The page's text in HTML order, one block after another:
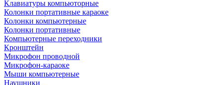
Клавиатуры компьюторные
Колонки портативные караоке
Колонки компьютерные
Колонки портативные
Компьютерные переходники
Кронштейн
Микрофон проводной
Микрофон-караоке
Мыши компьютерные
Наушники